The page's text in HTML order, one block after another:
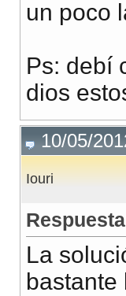
un poco
Ps: debí
dios
10/05/
Iouri
La
bastante